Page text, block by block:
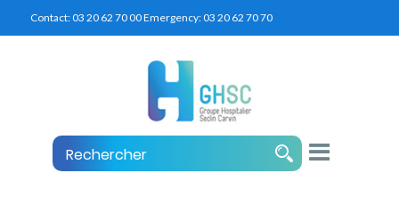
Contact:03 20 62 70 00Emergency:03 20 62 70 70